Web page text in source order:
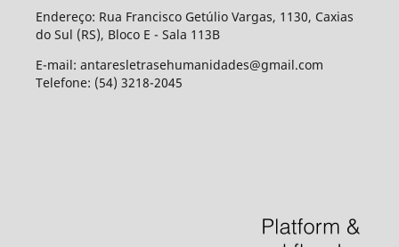
Endereço: Rua Francisco Getúlio Vargas, 1130, Caxias
do Sul (RS), Bloco E - Sala 113B
E-mail: antaresletrasehumanidades@gmail.com
Telefone: (54) 3218-2045